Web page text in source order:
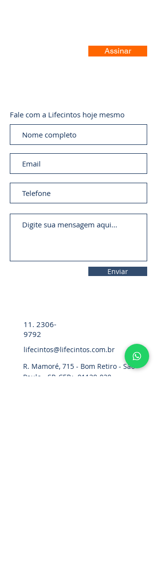
Assinar
Fale com a Lifecintos hoje mesmo
Enviar
11. 2306-
9792
lifecintos@lifecintos.com.br
R. Mamoré, 715 - Bom Retiro - São
Paulo - SP. CEP.: 01128-020